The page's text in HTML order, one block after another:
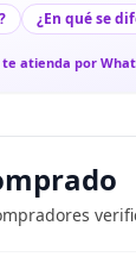
¿En qué se
atienda por